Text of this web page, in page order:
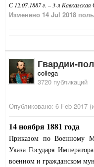
С 12.07.1887 г. – 3-я
Изменено 14 Jul 2018
Гвардии-
collega
3720 публикаций
Опубликовано: 6 Feb 2017
14 ноября 1881 года
Приказом по Военному
Указа Государя
военном и гражданском